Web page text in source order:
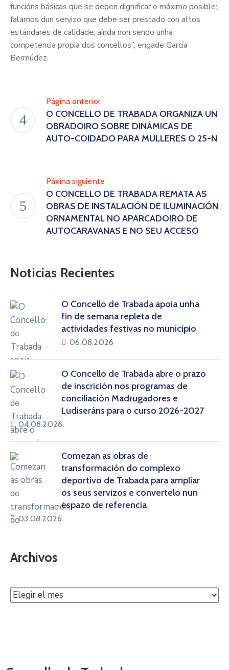
funcións básicas que se deben dignificar o máximo posible;
falamos dun servizo que debe ser prestado con altos
estándares de calidade, aínda non sendo unha
competencia propia dos concellos”, engade García
Bermúdez.
Página anterior
O CONCELLO DE TRABADA ORGANIZA UN
OBRADOIRO SOBRE DINÁMICAS DE
AUTO-COIDADO PARA MULLERES O 25-N
Páxina siguiente
O CONCELLO DE TRABADA REMATA AS
OBRAS DE INSTALACIÓN DE ILUMINACIÓN
ORNAMENTAL NO APARCADOIRO DE
AUTOCARAVANAS E NO SEU ACCESO
Noticias Recientes
O Concello de Trabada apoia unha
fin de semana repleta de
actividades festivas no municipio
06.08.2026
O Concello de Trabada abre o prazo
de inscrición nos programas de
conciliación Madrugadores e
Ludiseráns para o curso 2026-2027
04.08.2026
Comezan as obras de
transformación do complexo
deportivo de Trabada para ampliar
os seus servizos e convertelo nun
espazo de referencia
03.08.2026
Archivos